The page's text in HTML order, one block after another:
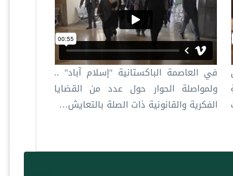
في العاصمة الباكستانية "إسلام آباد" ..
ولمواصلة الحوار حول عدد من القضايا
الفكرية والقانونية ذات الصلة بالتعايش…